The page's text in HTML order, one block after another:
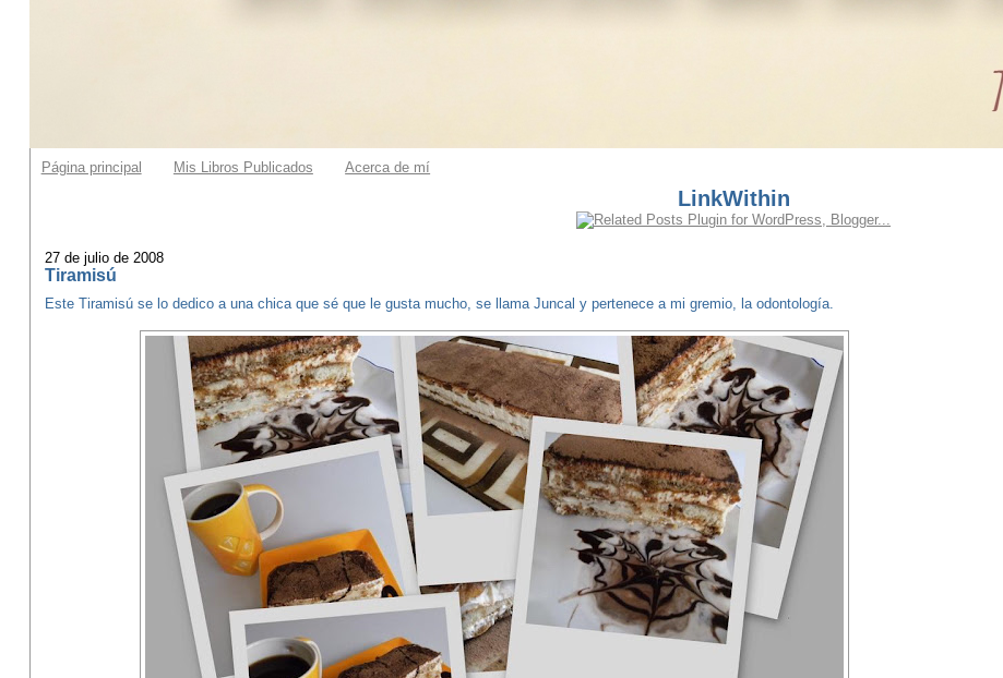
Página principal Mis Libros Publicados Acerca de mí
LinkWithin
27 de julio de 2008
Tiramisú
Este Tiramisú se lo dedico a una chica que sé que le gusta mucho, se llama Juncal y pertenece a mi gremio, la odontología.